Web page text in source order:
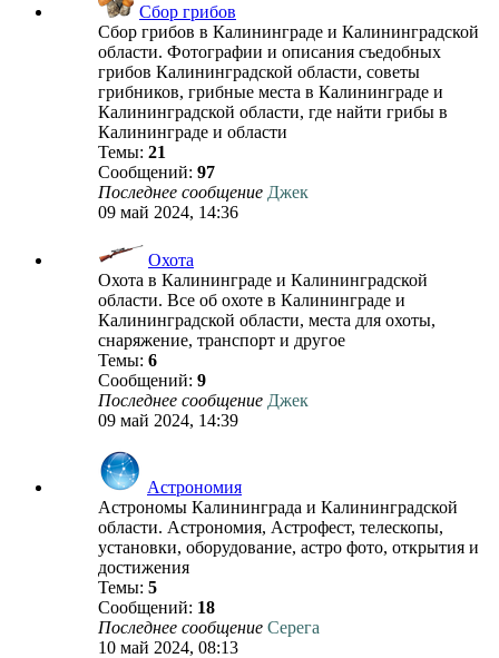
Сбор грибов
Сбор грибов в Калининграде и Калининградской
области. Фотографии и описания съедобных
грибов Калининградской области, советы
грибников, грибные места в Калининграде и
Калининградской области, где найти грибы в
Калининграде и области
Темы: 21
Сообщений: 97
Последнее сообщение Джек
09 май 2024, 14:36
Охота
Охота в Калининграде и Калининградской
области. Все об охоте в Калининграде и
Калининградской области, места для охоты,
снаряжение, транспорт и другое
Темы: 6
Сообщений: 9
Последнее сообщение Джек
09 май 2024, 14:39
Астрономия
Астрономы Калининграда и Калининградской
области. Астрономия, Астрофест, телескопы,
установки, оборудование, астро фото, открытия и
достижения
Темы: 5
Сообщений: 18
Последнее сообщение Серега
10 май 2024, 08:13